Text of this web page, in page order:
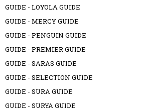
GUIDE - LOYOLA GUIDE
GUIDE - MERCY GUIDE
GUIDE - PENGUIN GUIDE
GUIDE - PREMIER GUIDE
GUIDE - SARAS GUIDE
GUIDE - SELECTION GUIDE
GUIDE - SURA GUIDE
GUIDE - SURYA GUIDE